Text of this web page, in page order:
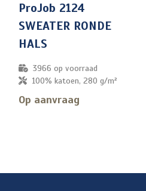
ProJob 2124
SWEATER RONDE
HALS
3966 op voorraad
100% katoen, 280 g/m²
Op aanvraag